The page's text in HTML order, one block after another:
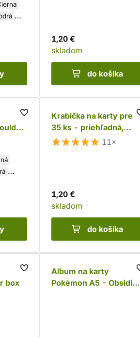
1,20 €
skladom
do košíka
Krabička na karty pre
35 ks - priehľadná,
vyklápacia (Ultra Pro)
11×
1,20 €
skladom
do košíka
box
Album na karty
Pokémon A5 - Obsidian